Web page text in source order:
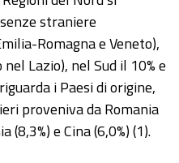
straniere
Romagna e Veneto),
Lazio), nel Sud il 10% e
i Paesi di origine,
proveniva da Romania
(8,3%) e Cina (6,0%) (1).